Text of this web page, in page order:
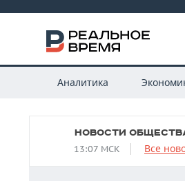
Аналитика
НОВОСТИ
13:07 МСК Все